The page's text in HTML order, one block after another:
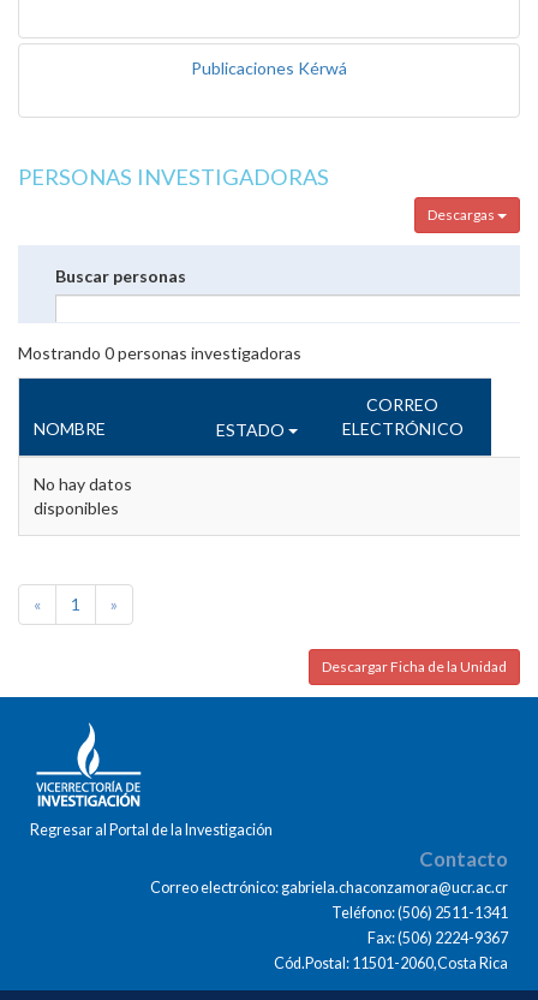
Publicaciones Kérwá
PERSONAS INVESTIGADORAS
Descargas
Buscar personas
Mostrando 0personas investigadoras
NOMBRE ESTADO
CORREO
ELECTRÓNICO
No hay datos
disponibles
« 1 »
Descargar Ficha de la Unidad
Regresar al Portal de la Investigación
Contacto
Correo electrónico: gabriela.chaconzamora@ucr.ac.cr
Teléfono: (506) 2511-1341
Fax: (506) 2224-9367
Cód.Postal: 11501-2060,Costa Rica